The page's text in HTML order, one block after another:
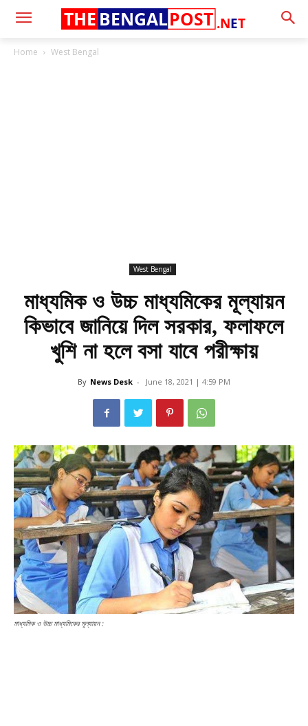
.NET
THE BENGALPOST
Home West Bengal
West Bengal
মাধ্যমিক ও উচ্চ মাধ্যমিকের মূল্যায়ন
কিভাবে জানিয়ে দিল সরকার, ফলাফলে
খুশি না হলে বসা যাবে পরীক্ষায়
By News Desk - June 18, 2021 | 4:59 PM
মাধ্যমিক ও উচ্চ মাধ্যমিকের মূল্যায়ন :